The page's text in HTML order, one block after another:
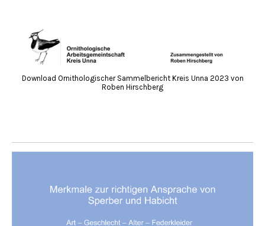
Download Ornithologischer Sammelbericht Kreis Unna 2023 von
Roben Hirschberg